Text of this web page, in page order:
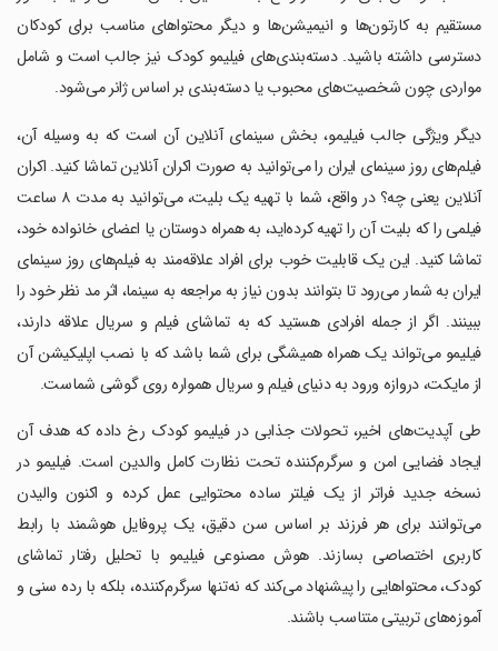
مستقیم به کارتون‌ها و انیمیشن‌ها و دیگر محتواهای مناسب برای کودکان
دسترسی داشته باشید. دسته‌بندی‌های فیلیمو کودک نیز جالب است و شامل
مواردی چون شخصیت‌های محبوب یا دسته‌بندی بر اساس ژانر می‌شود.
دیگر ویژگی‌ جالب فیلیمو، بخش سینمای آنلاین آن است که به وسیله آن‌،
فیلم‌های روز سینمای ایران را می‌توانید به صورت اکران آنلاین تماشا کنید. اکران
آنلاین یعنی چه؟ در واقع، شما با تهیه یک بلیت، می‌توانید به مدت ۸ ساعت
فیلمی را که بلیت آن را تهیه کرده‌اید، به همراه دوستان یا اعضای خانواده خود،
تماشا کنید. این یک قابلیت خوب برای افراد علاقه‌مند به فیلم‌های روز سینمای
ایران به شمار می‌رود تا بتوانند بدون نیاز به مراجعه به سینما، اثر مد نظر خود را
ببینند. اگر از جمله افرادی هستید که به تماشای فیلم و سریال علاقه‌ دارند،
فیلیمو می‌تواند یک همراه همیشگی برای شما باشد که با نصب اپلیکیشن آن
از مایکت، دروازه ورود به دنیای فیلم و سریال همواره روی گوشی شماست.
طی آپدیت‌های اخیر، تحولات جذابی در فیلیمو کودک رخ داده که هدف آن
ایجاد فضایی امن و سرگرم‌کننده تحت نظارت کامل والدین است. فیلیمو در
نسخه جدید فراتر از یک فیلتر ساده محتوایی عمل کرده و اکنون والیدن
می‌توانند برای هر فرزند بر اساس سن دقیق، یک پروفایل هوشمند با رابط
کاربری اختصاصی بسازند. هوش مصنوعی فیلیمو با تحلیل رفتار تماشای
کودک، محتواهایی را پیشنهاد می‌کند که نه‌تنها سرگرم‌کننده، بلکه با رده سنی و
آموزه‌های تربیتی متناسب باشند.